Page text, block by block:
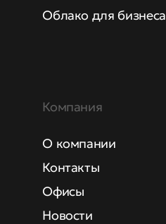
Облако для бизнеса
Компания
О компании
Контакты
Офисы
Новости